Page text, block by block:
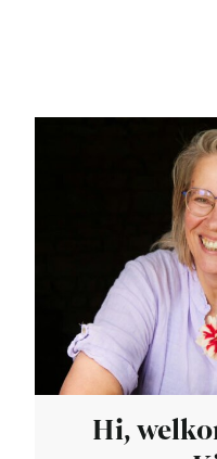
Hi,